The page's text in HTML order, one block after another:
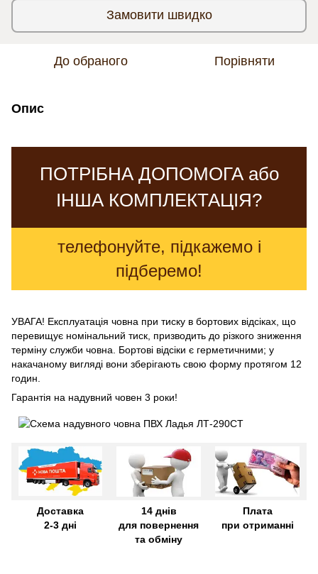
Замовити швидко
До обраного Порівняти
Опис
ПОТРІБНА ДОПОМОГА або
ІНША КОМПЛЕКТАЦІЯ?
телефонуйте, підкажемо і
підберемо!
УВАГА! Експлуатація човна при тиску в бортових відсіках, що
перевищує номінальний тиск, призводить до різкого зниження
терміну служби човна. Бортові відсіки є герметичними; у
накачаному вигляді вони зберігають свою форму протягом 12
годин.
Гарантія на надувний човен 3 роки!
Доставка
2-3 дні
14 днів
для повернення
та обміну
Плата
при отриманні